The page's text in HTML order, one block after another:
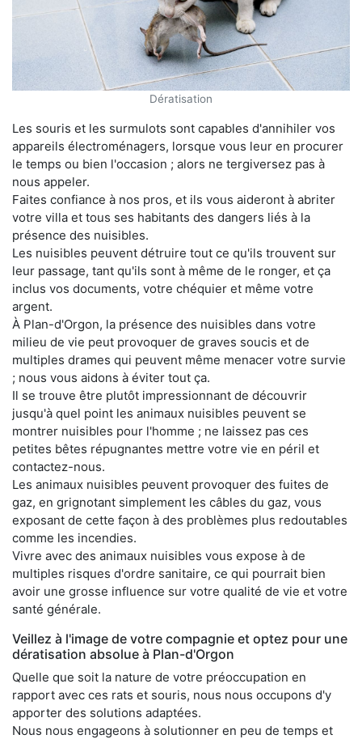
Dératisation
Les souris et les surmulots sont capables d'annihiler vos
appareils électroménagers, lorsque vous leur en procurer
le temps ou bien l'occasion ; alors ne tergiversez pas à
nous appeler.
Faites confiance à nos pros, et ils vous aideront à abriter
votre villa et tous ses habitants des dangers liés à la
présence des nuisibles.
Les nuisibles peuvent détruire tout ce qu'ils trouvent sur
leur passage, tant qu'ils sont à même de le ronger, et ça
inclus vos documents, votre chéquier et même votre
argent.
À Plan-d'Orgon, la présence des nuisibles dans votre
milieu de vie peut provoquer de graves soucis et de
multiples drames qui peuvent même menacer votre survie
; nous vous aidons à éviter tout ça.
Il se trouve être plutôt impressionnant de découvrir
jusqu'à quel point les animaux nuisibles peuvent se
montrer nuisibles pour l'homme ; ne laissez pas ces
petites bêtes répugnantes mettre votre vie en péril et
contactez-nous.
Les animaux nuisibles peuvent provoquer des fuites de
gaz, en grignotant simplement les câbles du gaz, vous
exposant de cette façon à des problèmes plus redoutables
comme les incendies.
Vivre avec des animaux nuisibles vous expose à de
multiples risques d'ordre sanitaire, ce qui pourrait bien
avoir une grosse influence sur votre qualité de vie et votre
santé générale.
Veillez à l'image de votre compagnie et optez pour une
dératisation absolue à Plan-d'Orgon
Quelle que soit la nature de votre préoccupation en
rapport avec ces rats et souris, nous nous occupons d'y
apporter des solutions adaptées.
Nous nous engageons à solutionner en peu de temps et